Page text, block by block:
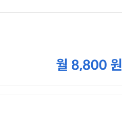
월 8,800 원